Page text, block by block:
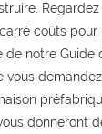
coûts pour
notre Guide
vous
donneront